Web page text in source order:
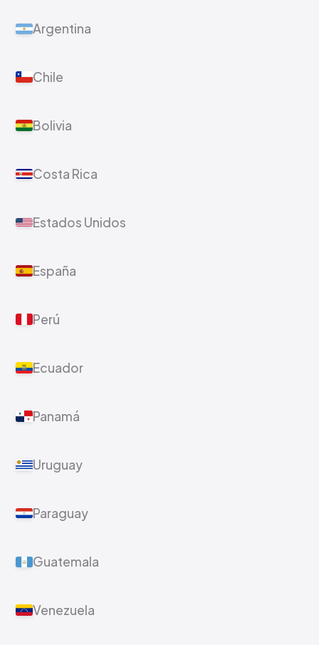
Argentina
Chile
Bolivia
Costa Rica
Estados Unidos
España
Perú
Ecuador
Panamá
Uruguay
Paraguay
Guatemala
Venezuela